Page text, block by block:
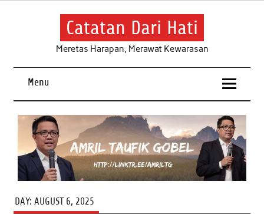
Skip
Catatan Dari Hati
Meretas Harapan, Merawat Kewarasan
Menu
DAY: AUGUST 6, 2025